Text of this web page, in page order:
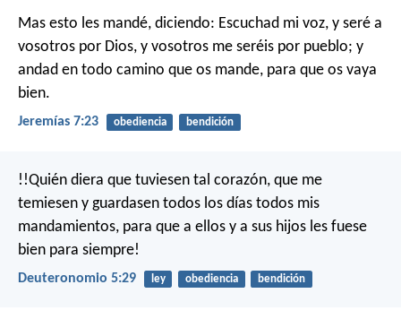
Mas esto les mandé, diciendo: Escuchad mi voz, y seré a
vosotros por Dios, y vosotros me seréis por pueblo; y
andad en todo camino que os mande, para que os vaya
bien.
Jeremías 7:23 obediencia bendición
!!Quién diera que tuviesen tal corazón, que me
temiesen y guardasen todos los días todos mis
mandamientos, para que a ellos y a sus hijos les fuese
bien para siempre!
Deuteronomio 5:29 ley obediencia bendición